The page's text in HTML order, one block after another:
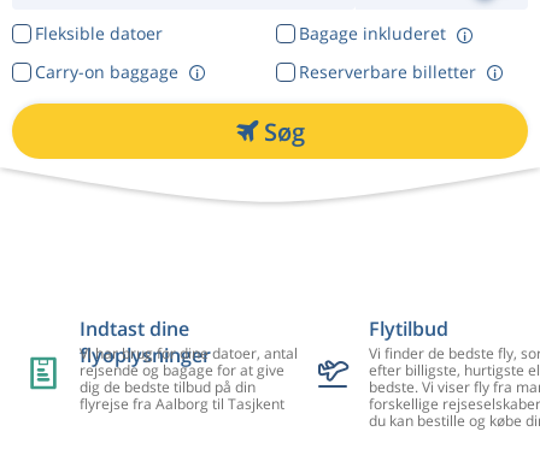
Fleksible datoer
Bagage inkluderet
Reserverbare billetter
Carry-on baggage
Søg
Indtast dine
flyoplysninger
Vi har brug for dine datoer, antal
rejsende og bagage for at give
dig de bedste tilbud på din
flyrejse fra Aalborg til Tasjkent
Flytilbud
Vi finder de bedste fly,
efter billigste, hurtigste
bedste. Vi viser fly fra
forskellige
du kan bestille og købe